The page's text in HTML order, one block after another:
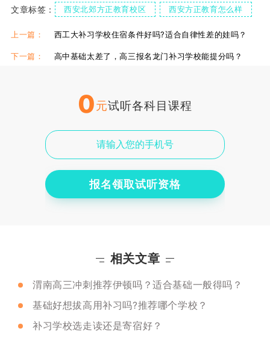
文章标签： 西安北郊方正教育校区 西安方正教育怎么样
方正高中有什么班级 西安方正高中教育
西安方正中考补习班
上一篇： 西工大补习学校住宿条件好吗?适合自律性差的娃吗？
下一篇： 高中基础太差了，高三报名龙门补习学校能提分吗？
0元试听各科目课程
报名领取试听资格
相关文章
渭南高三冲刺推荐伊顿吗？适合基础一般得吗？
基础好想拔高用补习吗?推荐哪个学校？
补习学校选走读还是寄宿好？